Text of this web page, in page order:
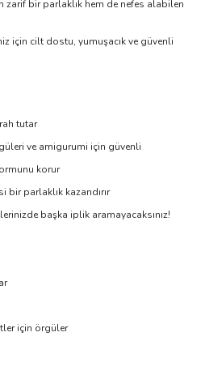
bir parlaklık hem de nefes alabilen
için cilt dostu, yumuşacık ve güvenli
tutar
ve amigurumi için güvenli
korur
bir parlaklık kazandırır
başka iplik aramayacaksınız!
için örgüler